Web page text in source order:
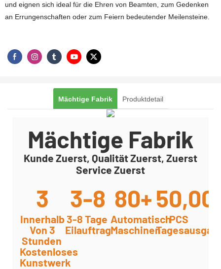
und eignen sich ideal für die Ehren von Beamten, zum Gedenken
an Errungenschaften oder zum Feiern bedeutender Meilensteine.
Mächtige Fabrik Produktdetail
Mächtige Fabrik
Kunde Zuerst, Qualität Zuerst, Zuerst
Service Zuerst
3
Innerhalb
Von 3
Stunden
Kostenloses
Kunstwerk
3-8
3-8 Tage
Eilauftrag
80+
Automatisch
Maschinen
PCS